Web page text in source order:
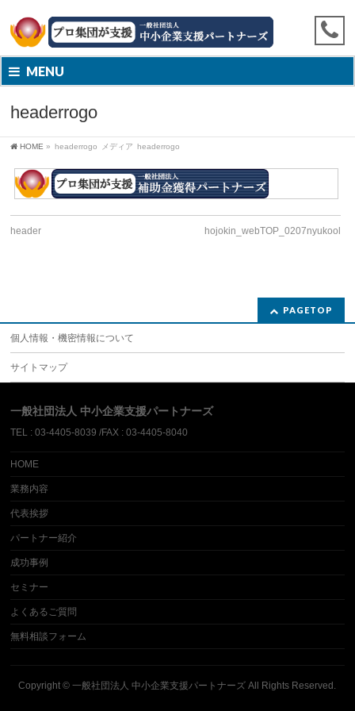
MENU
headerrogo
HOME » headerrogo メディア headerrogo
header hojokin_webTOP_0207nyukool
PAGETOP
個人情報・機密情報について
サイトマップ
一般社団法人 中小企業支援パートナーズ
TEL : 03-4405-8039 /FAX : 03-4405-8040
HOME
業務内容
代表挨拶
パートナー紹介
成功事例
セミナー
よくあるご質問
無料相談フォーム
Copyright ©一般社団法人 中小企業支援パートナーズ All Rights Reserved.